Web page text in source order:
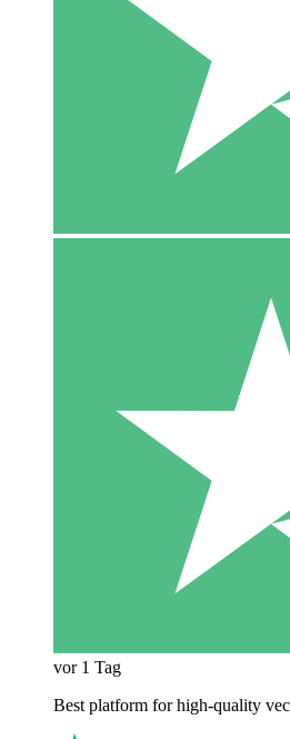
vor 1 Tag
Best platform for high-quality